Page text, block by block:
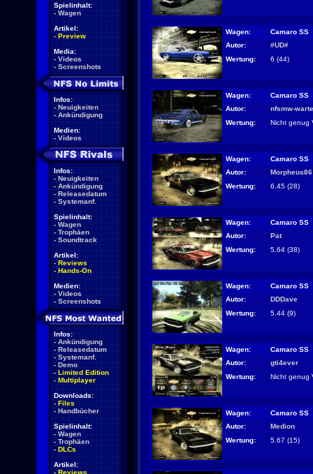
Spielinhalt:
- Wagen
Artikel:
- Preview
Media:
- Videos
- Screenshots
Infos:
- Neuigkeiten
- Ankündigung
Medien:
- Videos
Infos:
- Neuigkeiten
- Ankündigung
- Releasedatum
- Systemanf.
Spielinhalt:
- Wagen
- Trophäen
- Soundtrack
Artikel:
- Reviews
- Hands-On
Medien:
- Videos
- Screenshots
Infos:
- Ankündigung
- Releasedatum
- Systemanf.
- Demo
- Limited Edition
- Multiplayer
Downloads:
- Files
- Handbücher
Spielinhalt:
- Wagen
- Trophäen
- DLCs
Artikel:
- Reviews
Wagen:
Camaro SS
Autor:
#UD#
Wertung:
6 (44)
Wagen:
Camaro SS
Autor:
nfsmw-
Wertung:
Nicht genug
Wagen:
Camaro SS
Autor:
Morpheus86
Wertung:
6.45 (28)
Wagen:
Camaro SS
Autor:
Pat
Wertung:
5.64 (38)
Wagen:
Camaro SS
Autor:
DDDave
Wertung:
5.44 (9)
Wagen:
Camaro SS
Autor:
gti4ever
Wertung:
Nicht genug
Wagen:
Camaro SS
Autor:
Medion
Wertung:
5.67 (15)